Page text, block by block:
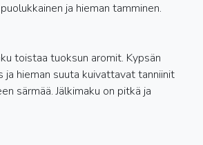
ja hieman tamminen.
toistaa tuoksun aromit. Kypsän
ja hieman suuta kuivattavat tanniinit
särmää. Jälkimaku on pitkä ja